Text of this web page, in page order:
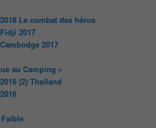
Le combat des héros
2017
2017
au Camping »
(2) Thailand